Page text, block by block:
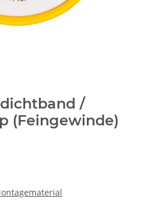
/
(Feingewinde)